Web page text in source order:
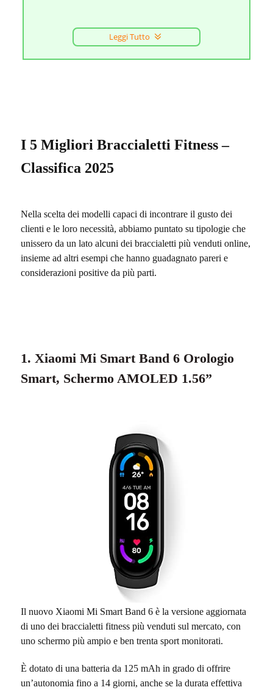
Leggi Tutto
I 5 Migliori Braccialetti Fitness –
Classifica 2025
Nella scelta dei modelli capaci di incontrare il gusto dei
clienti e le loro necessità, abbiamo puntato su tipologie che
unissero da un lato alcuni dei braccialetti più venduti online,
insieme ad altri esempi che hanno guadagnato pareri e
considerazioni positive da più parti.
1. Xiaomi Mi Smart Band 6 Orologio
Smart, Schermo AMOLED 1.56”
Il nuovo Xiaomi Mi Smart Band 6 è la versione aggiornata
di uno dei braccialetti fitness più venduti sul mercato, con
uno schermo più ampio e ben trenta sport monitorati.
È dotato di una batteria da 125 mAh in grado di offrire
un’autonomia fino a 14 giorni, anche se la durata effettiva